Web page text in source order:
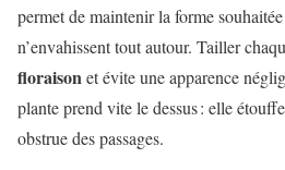
permet de maintenir la forme
n’envahissent tout autour. Tailler
floraisonet évite une apparence
plante prend vite le dessus : elle
obstrue des passages.